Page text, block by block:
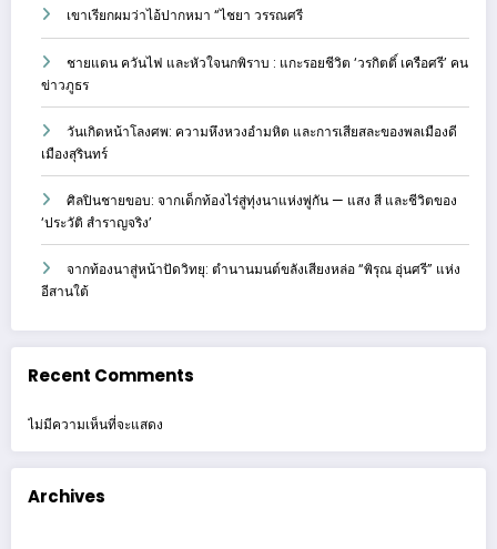
เขาเรียกผมว่าไอ้ปากหมา “ไชยา วรรณศรี
ชายแดน ควันไฟ และหัวใจนกพิราบ : แกะรอยชีวิต ‘วรกิตติ์ เครือศรี’ คน
ข่าวภูธร
วันเกิดหน้าโลงศพ: ความหึงหวงอำมหิต และการเสียสละของพลเมืองดี
เมืองสุรินทร์
ศิลปินชายขอบ: จากเด็กท้องไร่สู่ทุ่งนาแห่งพู่กัน — แสง สี และชีวิตของ
‘ประวัติ สำราญจริง’
จากท้องนาสู่หน้าปัดวิทยุ: ตำนานมนต์ขลังเสียงหล่อ “พิรุณ อุ่นศรี” แห่ง
อีสานใต้
Recent Comments
ไม่มีความเห็นที่จะแสดง
Archives